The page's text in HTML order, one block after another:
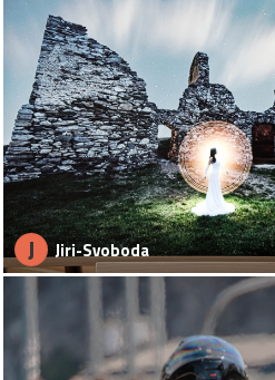
J Jiri-Svoboda